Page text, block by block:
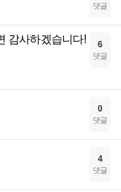
댓글
감사하겠습니다! 6
댓글
0
댓글
4
댓글